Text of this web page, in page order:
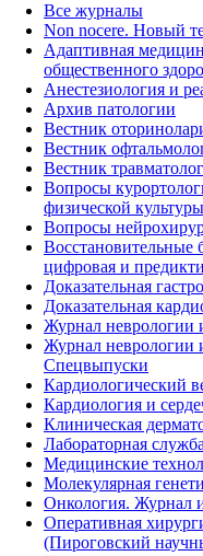
Все журналы
Non nocere. Новый
Адаптивная
общественного
Анестезиология и
Архив патологии
Вестник
Вестник
Вестник
Вопросы
физической культуры
Вопросы
Восстановительные
цифровая и
Доказательная
Доказательная
Журнал неврологии
Журнал неврологии
Спецвыпуски
Кардиологический
Кардиология и
Клиническая
Лабораторная служба
Медицинские
Молекулярная
Онкология. Журнал
Оперативная
(Пироговский